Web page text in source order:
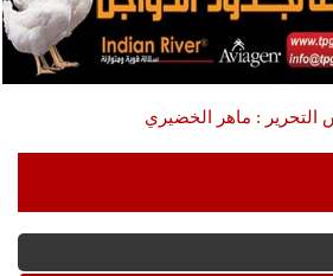
التحرير : ماهر الخضيري